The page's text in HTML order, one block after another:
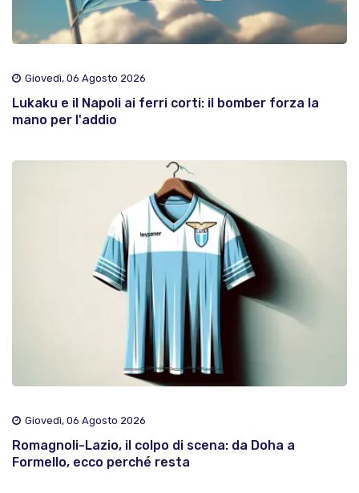
Giovedì, 06 Agosto 2026
Lukaku e il Napoli ai ferri corti: il bomber forza la
mano per l'addio
Giovedì, 06 Agosto 2026
Romagnoli-Lazio, il colpo di scena: da Doha a
Formello, ecco perché resta